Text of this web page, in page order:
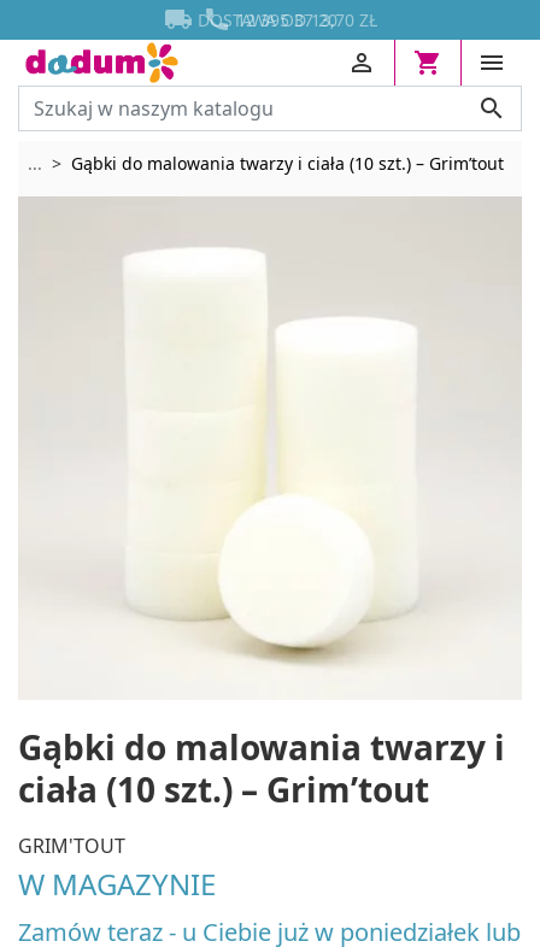
 12 395 37 20
 DOSTAWA OD 13,70 ZŁ






... Rozwiń breadcrumbs
Gąbki do malowania twarzy i ciała (10 szt.) – Grim’tout
Gąbki do malowania twarzy i
ciała (10 szt.) – Grim’tout
GRIM'TOUT
W MAGAZYNIE
Zamów teraz - u Ciebie już w poniedziałek lub